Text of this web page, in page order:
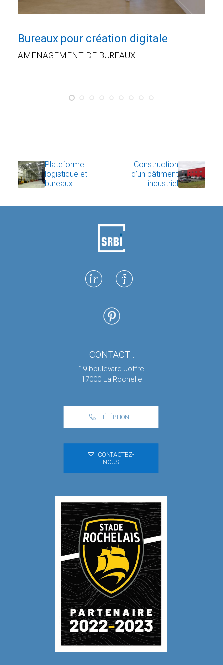
Bureaux pour création digitale
AMENAGEMENT DE BUREAUX
Plateforme
logistique et
bureaux
Construction
d’un bâtiment
industriel
CONTACT :
19 boulevard Joffre
17000 La Rochelle
TÉLÉPHONE
CONTACTEZ-
NOUS